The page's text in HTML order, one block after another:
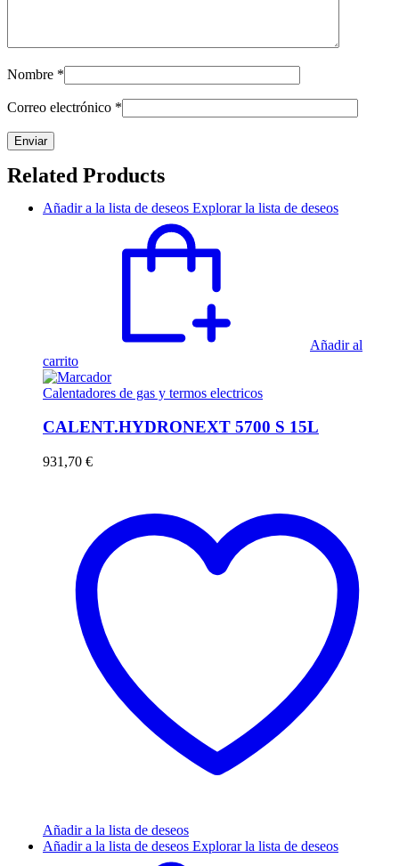
Nombre *
Correo electrónico *
Related Products
Añadir a la lista de deseos Explorar la lista de deseos
Añadir al
carrito
Calentadores de gas y termos electricos
CALENT.HYDRONEXT 5700 S 15L
931,70 €
Añadir a la lista de deseos
Añadir a la lista de deseos Explorar la lista de deseos